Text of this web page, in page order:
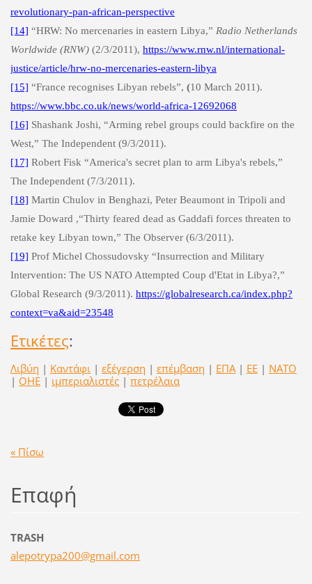
revolutionary-pan-african-perspective
[14] “HRW: No mercenaries in eastern Libya,” Radio Netherlands
Worldwide (RNW)(2/3/2011), https://www.rnw.nl/international-
justice/article/hrw-no-mercenaries-eastern-libya
[15] “France recognises Libyan rebels”, (10 March 2011).
https://www.bbc.co.uk/news/world-africa-12692068
[16] Shashank Joshi, “Arming rebel groups could backfire on the
West,” The Independent (9/3/2011).
[17] Robert Fisk “America's secret plan to arm Libya's rebels,”
The Independent (7/3/2011).
[18] Martin Chulov in Benghazi, Peter Beaumont in Tripoli and
Jamie Doward ,“Thirty feared dead as Gaddafi forces threaten to
retake key Libyan town,” The Observer (6/3/2011).
[19] Prof Michel Chossudovsky “Insurrection and Military
Intervention: The US NATO Attempted Coup d'Etat in Libya?,”
Global Research (9/3/2011). https://globalresearch.ca/index.php?
context=va&aid=23548
Ετικέτες:
Λιβύη | Καντάφι | εξέγερση | επέμβαση | ΕΠΑ | ΕΕ | ΝΑΤΟ
| ΟΗΕ | ιμπεριαλιστές | πετρέλαια
« Πίσω
Επαφή
ΤRASH
alepotrypa200@gmail.com